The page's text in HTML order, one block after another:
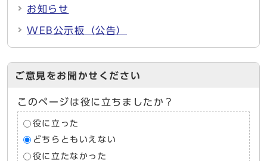
お知らせ
WEB公示板（公告）
ご意見をお聞かせください
このページは役に立ちましたか？
役に立った
どちらともいえない
役に立たなかった